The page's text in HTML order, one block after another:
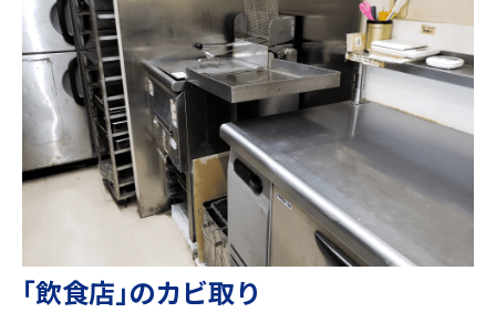
｢飲食店｣のカビ取り